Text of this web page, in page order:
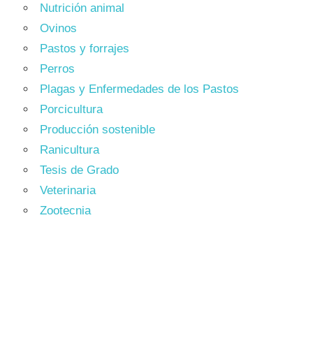
Nutrición animal
Ovinos
Pastos y forrajes
Perros
Plagas y Enfermedades de los Pastos
Porcicultura
Producción sostenible
Ranicultura
Tesis de Grado
Veterinaria
Zootecnia